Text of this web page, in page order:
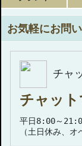
お気軽にお問
チャ
チャッ
平日8:00～
（土日休み、オ